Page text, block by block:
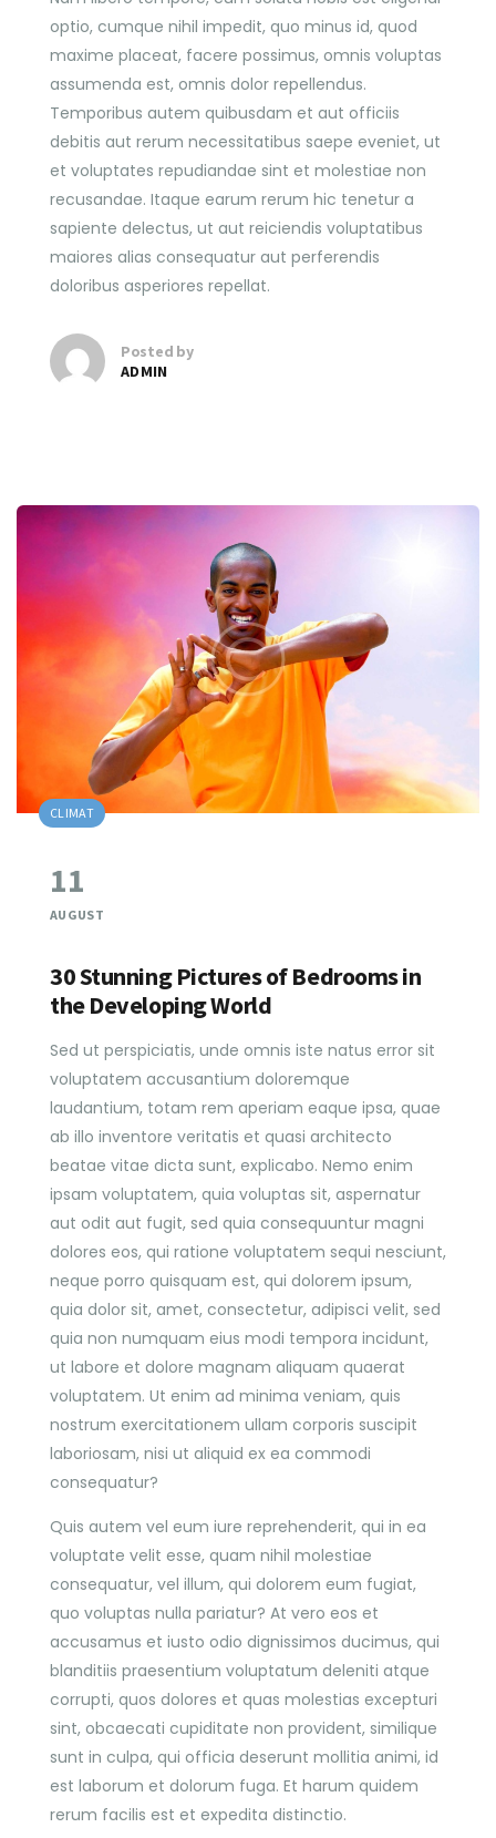
optio, cumque nihil impedit, quo minus id, quod
maxime placeat, facere possimus, omnis voluptas
assumenda est, omnis dolor repellendus.
Temporibus autem quibusdam et aut officiis
debitis aut rerum necessitatibus saepe eveniet, ut
et voluptates repudiandae sint et molestiae non
recusandae. Itaque earum rerum hic tenetur a
sapiente delectus, ut aut reiciendis voluptatibus
maiores alias consequatur aut perferendis
doloribus asperiores repellat.
Posted by
ADMIN
CLIMAT
11
AUGUST
30 Stunning Pictures of Bedrooms in
the Developing World
Sed ut perspiciatis, unde omnis iste natus error sit
voluptatem accusantium doloremque
laudantium, totam rem aperiam eaque ipsa, quae
ab illo inventore veritatis et quasi architecto
beatae vitae dicta sunt, explicabo. Nemo enim
ipsam voluptatem, quia voluptas sit, aspernatur
aut odit aut fugit, sed quia consequuntur magni
dolores eos, qui ratione voluptatem sequi nesciunt,
neque porro quisquam est, qui dolorem ipsum,
quia dolor sit, amet, consectetur, adipisci velit, sed
quia non numquam eius modi tempora incidunt,
ut labore et dolore magnam aliquam quaerat
voluptatem. Ut enim ad minima veniam, quis
nostrum exercitationem ullam corporis suscipit
laboriosam, nisi ut aliquid ex ea commodi
consequatur?
Quis autem vel eum iure reprehenderit, qui in ea
voluptate velit esse, quam nihil molestiae
consequatur, vel illum, qui dolorem eum fugiat,
quo voluptas nulla pariatur? At vero eos et
accusamus et iusto odio dignissimos ducimus, qui
blanditiis praesentium voluptatum deleniti atque
corrupti, quos dolores et quas molestias excepturi
sint, obcaecati cupiditate non provident, similique
sunt in culpa, qui officia deserunt mollitia animi, id
est laborum et dolorum fuga. Et harum quidem
rerum facilis est et expedita distinctio.